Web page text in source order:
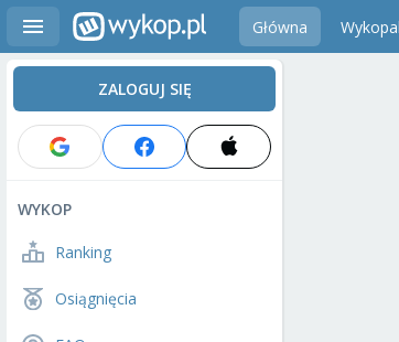
Główna
ZALOGUJ SIĘ
WYKOP
Ranking
Osiągnięcia